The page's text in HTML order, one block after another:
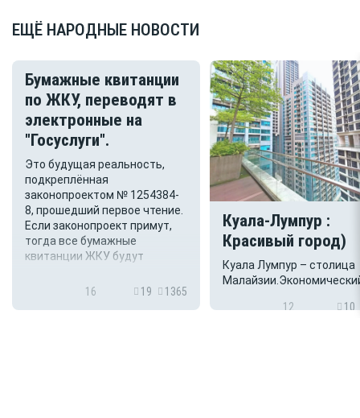
ЕЩЁ НАРОДНЫЕ НОВОСТИ
Бумажные квитанции
по ЖКУ, переводят в
электронные на
"Госуслуги".
Это будущая реальность,
подкреплённая
законопроектом № 1254384-
8, прошедший первое чтение.
Если законопроект примут,
тогда все бумажные
квитанции ЖКУ будут
виде в цифровые
16 19 1365
Куала-Лумпур :
Красивый город)
Куала Лумпур – столица
окружен тропическими
12 10